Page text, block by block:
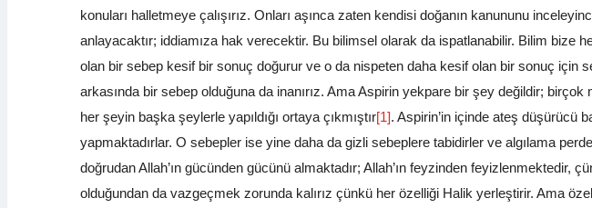
konuları halletmeye çalışırız. Onları aşınca zaten kendisi doğanın kanununu
anlayacaktır; iddiamıza hak verecektir. Bu bilimsel olarak da ispatlanabilir. Bilim bize
olan bir sebep kesif bir sonuç doğurur ve o da nispeten daha kesif olan bir sonuç için
arkasında bir sebep olduğuna da inanırız. Ama Aspirin yekpare bir şey değildir;
her şeyin başka şeylerle yapıldığı ortaya çıkmıştır[1]. Aspirin’in içinde ateş düşürücü
yapmaktadırlar. O sebepler ise yine daha da gizli sebeplere tabidirler ve algılama
doğrudan Allah’ın gücünden gücünü almaktadır; Allah’ın feyzinden feyizlenmektedir,
olduğundan da vazgeçmek zorunda kalırız çünkü her özelliği Halik yerleştirir. Ama